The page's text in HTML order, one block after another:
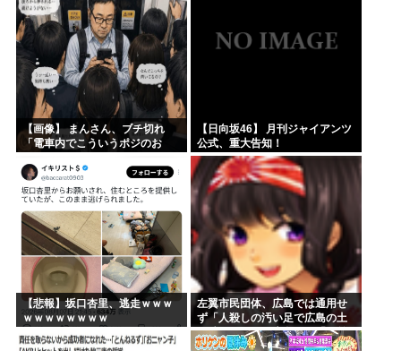
【画像】 まんさん、ブチ切れ
「電車内でこういうポジのお
【日向坂46】 月刊ジャイアンツ
公式、重大告知！
【悲報】坂口杏里、逃走ｗｗｗ
ｗｗｗｗｗｗｗｗ
左翼市民団体、広島では通用せ
ず「人殺しの汚い足で広島の土
を踏むな！」→広島県民「お前
らの方が汚いんじゃ！」「ワシ